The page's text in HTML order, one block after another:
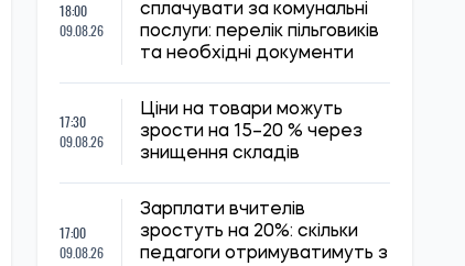
18:00
09.08.26
сплачувати за комунальні
послуги: перелік пільговиків
та необхідні документи
17:30
09.08.26
Ціни на товари можуть
зрости на 15–20 % через
знищення складів
17:00
09.08.26
Зарплати вчителів
зростуть на 20%: скільки
педагоги отримуватимуть з